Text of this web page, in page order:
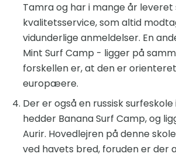
Tamra og har i mange år leveret
kvalitetsservice, som altid
vidunderlige anmeldelser. En
Mint Surf Camp - ligger på
forskellen er, at den er
europæere.
Der er også en russisk surfeskole
hedder Banana Surf Camp, og
Aurir. Hovedlejren på denne
ved havets bred, foruden er der